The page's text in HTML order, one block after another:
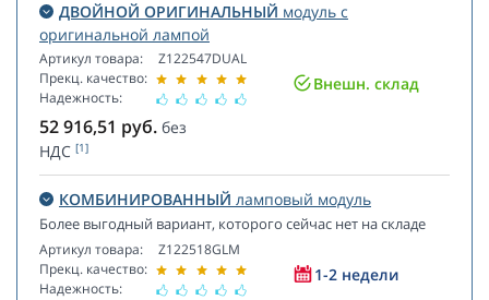
ДВОЙНОЙ ОРИГИНАЛЬНЫЙ модуль с
оригинальной лампой
Артикул товара:
Прекц. качество:
Надежность:
Z122547DUAL
Внешн. склад
52 916,51 руб. без
НДС [1]
КОМБИНИРОВАННЫЙ ламповый модуль
Более выгодный вариант, которого сейчас нет на складе
Артикул товара:
Прекц. качество:
Надежность:
Z122518GLM
1-2 недели